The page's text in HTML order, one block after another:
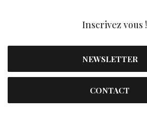
Inscrivez vous !
NEWSLETTER
CONTACT